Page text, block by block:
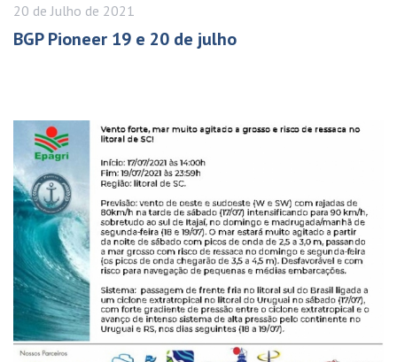
20 de Julho de 2021
BGP Pioneer 19 e 20 de julho